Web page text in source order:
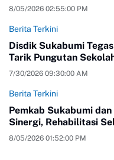
8/05/2026 02:55:00 PM
Berita Terkini
Disdik Sukabumi
Tarik Pungutan
7/30/2026 09:30:00 AM
Berita Terkini
Pemkab Sukabumi
Sinergi, Rehabilitasi
8/05/2026 01:52:00 PM